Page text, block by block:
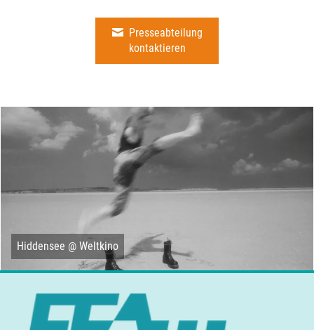
Presseabteilung
kontaktieren
Hiddensee @ Weltkino